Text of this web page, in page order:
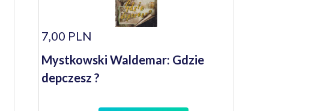
7,00 PLN
Mystkowski Waldemar: Gdzie
depczesz ?